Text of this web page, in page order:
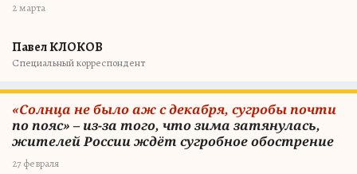
2 марта
Павел КЛОКОВ
Специальный корреспондент
«Солнца не было аж с декабря, сугробы почти
по пояс» – из-за того, что зима затянулась,
жителей России ждёт сугробное обострение
27 февраля